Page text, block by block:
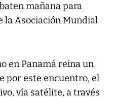
mañana para
Asociación Mundial
en Panamá reina un
por este encuentro, el
vía satélite, a través